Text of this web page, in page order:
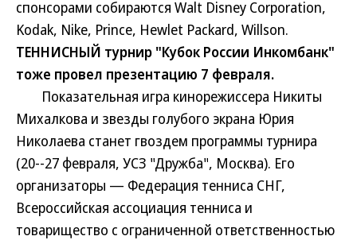
спонсорами собираются Walt Disney Corporation,
Kodak, Nike, Prince, Hewlet Packard, Willson.
ТЕННИСНЫЙ турнир "Кубок России Инкомбанк"
тоже провел презентацию 7 февраля.
Показательная игра кинорежиссера Никиты
Михалкова и звезды голубого экрана Юрия
Николаева станет гвоздем программы турнира
(20--27 февраля, УСЗ "Дружба", Москва). Его
организаторы — Федерация тенниса СНГ,
Всероссийская ассоциация тенниса и
товарищество с ограниченной ответственностью